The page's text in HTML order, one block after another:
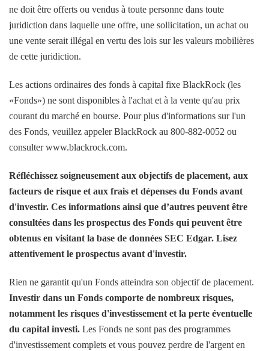
ne doit être offerts ou vendus à toute personne dans toute
juridiction dans laquelle une offre, une sollicitation, un achat ou
une vente serait illégal en vertu des lois sur les valeurs mobilières
de cette juridiction.
Les actions ordinaires des fonds à capital fixe BlackRock (les
«Fonds») ne sont disponibles à l'achat et à la vente qu'au prix
courant du marché en bourse. Pour plus d'informations sur l'un
des Fonds, veuillez appeler BlackRock au 800-882-0052 ou
consulter www.blackrock.com.
Réfléchissez soigneusement aux objectifs de placement, aux
facteurs de risque et aux frais et dépenses du Fonds avant
d'investir. Ces informations ainsi que d’autres peuvent être
consultées dans les prospectus des Fonds qui peuvent être
obtenus en visitant la base de données SEC Edgar. Lisez
attentivement le prospectus avant d'investir.
Rien ne garantit qu'un Fonds atteindra son objectif de placement.
Investir dans un Fonds comporte de nombreux risques,
notamment les risques d'investissement et la perte éventuelle
du capital investi. Les Fonds ne sont pas des programmes
d'investissement complets et vous pouvez perdre de l'argent en